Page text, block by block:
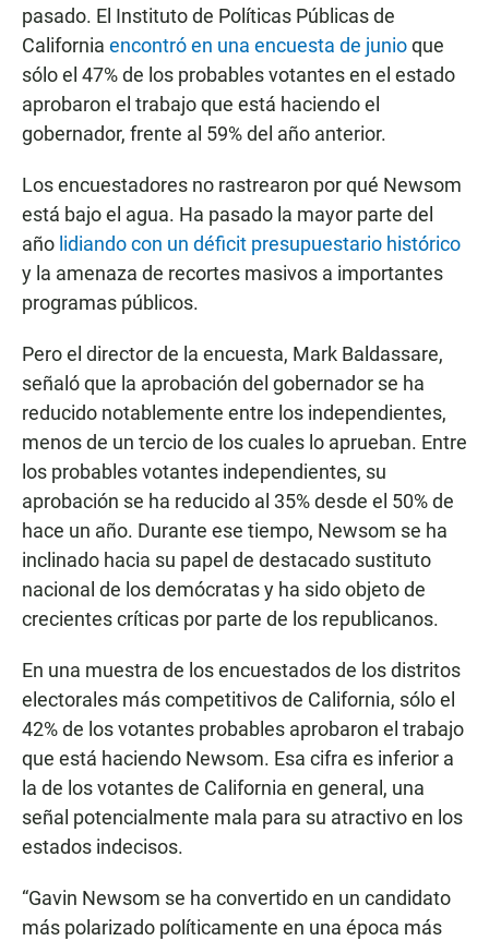
pasado. El Instituto de Políticas Públicas de
California encontró en una encuesta de junioque
sólo el 47% de los probables votantes en el estado
aprobaron el trabajo que está haciendo el
gobernador, frente al 59% del año anterior.
Los encuestadores no rastrearon por qué Newsom
está bajo el agua. Ha pasado la mayor parte del
año lidiando con un déficit presupuestario histórico
y la amenaza de recortes masivos a importantes
programas públicos.
Pero el director de la encuesta, Mark Baldassare,
señaló que la aprobación del gobernador se ha
reducido notablemente entre los independientes,
menos de un tercio de los cuales lo aprueban. Entre
los probables votantes independientes, su
aprobación se ha reducido al 35% desde el 50% de
hace un año. Durante ese tiempo, Newsom se ha
inclinado hacia su papel de destacado sustituto
nacional de los demócratas y ha sido objeto de
crecientes críticas por parte de los republicanos.
En una muestra de los encuestados de los distritos
electorales más competitivos de California, sólo el
42% de los votantes probables aprobaron el trabajo
que está haciendo Newsom. Esa cifra es inferior a
la de los votantes de California en general, una
señal potencialmente mala para su atractivo en los
estados indecisos.
“Gavin Newsom se ha convertido en un candidato
más polarizado políticamente en una época más